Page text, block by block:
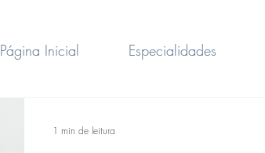
Página Inicial Especialidades
1 min de leitura